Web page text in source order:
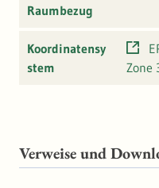
Raumbezug
Koordinatensy
stem
Zone
Verweise und